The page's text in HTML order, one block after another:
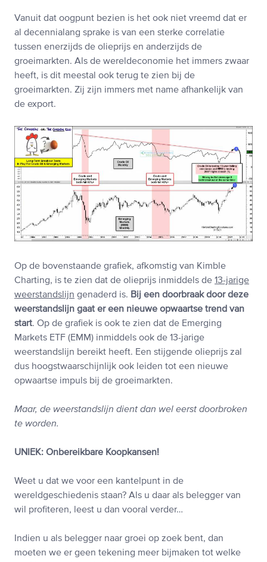
Vanuit dat oogpunt bezien is het ook niet vreemd dat er
al decennialang sprake is van een sterke correlatie
tussen enerzijds de olieprijs en anderzijds de
groeimarkten. Als de wereldeconomie het immers zwaar
heeft, is dit meestal ook terug te zien bij de
groeimarkten. Zij zijn immers met name afhankelijk van
de export.
Op de bovenstaande grafiek, afkomstig van Kimble
Charting, is te zien dat de olieprijs inmiddels de 13-jarige
weerstandslijn genaderd is. Bij een doorbraak door deze
weerstandslijn gaat er een nieuwe opwaartse trend van
start. Op de grafiek is ook te zien dat de Emerging
Markets ETF (EMM) inmiddels ook de 13-jarige
weerstandslijn bereikt heeft. Een stijgende olieprijs zal
dus hoogstwaarschijnlijk ook leiden tot een nieuwe
opwaartse impuls bij de groeimarkten.
Maar, de weerstandslijn dient dan wel eerst doorbroken
te worden.
UNIEK: Onbereikbare Koopkansen!
Weet u dat we voor een kantelpunt in de
wereldgeschiedenis staan? Als u daar als belegger van
wil profiteren, leest u dan vooral verder…
Indien u als belegger naar groei op zoek bent, dan
moeten we er geen tekening meer bijmaken tot welke